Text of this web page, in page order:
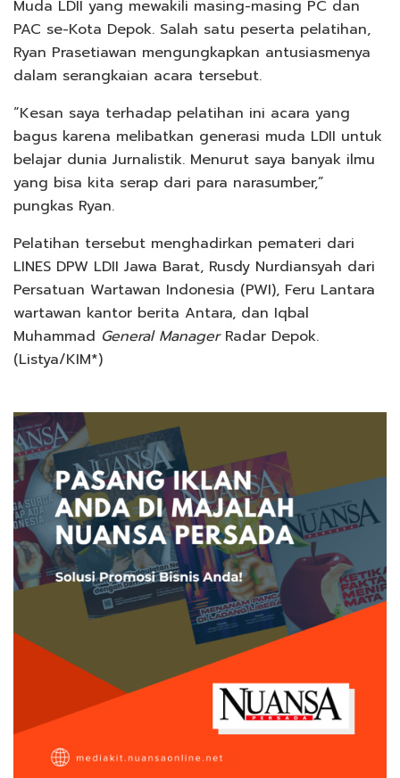
Muda LDII yang mewakili masing-masing PC dan
PAC se-Kota Depok. Salah satu peserta pelatihan,
Ryan Prasetiawan mengungkapkan antusiasmenya
dalam serangkaian acara tersebut.
“Kesan saya terhadap pelatihan ini acara yang
bagus karena melibatkan generasi muda LDII untuk
belajar dunia Jurnalistik. Menurut saya banyak ilmu
yang bisa kita serap dari para narasumber,”
pungkas Ryan.
Pelatihan tersebut menghadirkan pemateri dari
LINES DPW LDII Jawa Barat, Rusdy Nurdiansyah dari
Persatuan Wartawan Indonesia (PWI), Feru Lantara
wartawan kantor berita Antara, dan Iqbal
Muhammad General ManagerRadar Depok.
(Listya/KIM*)